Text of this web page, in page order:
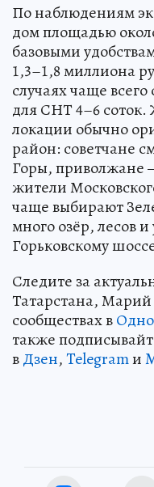
По наблюдениям
дом площадью
базовыми
1,3–1,8 миллиона
случаях чаще
для СНТ 4–6
локации обычно
район: советчане
Горы, приволжане
жители
чаще выбирают
много озёр, лесов
Горьковскому
Следите за
Татарстана,
сообществах в
также
вДзен,Telegramи